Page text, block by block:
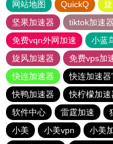
网站地图 QuickQ
坚果加速器
tiktok加速器
免费vqn外网加速
小蓝
旋风加速器
免费vps加
快连加速器
快连加速器
快鸭加速器
快柠檬加速
软件中心
雷霆加速
小美
小美vpn 小美